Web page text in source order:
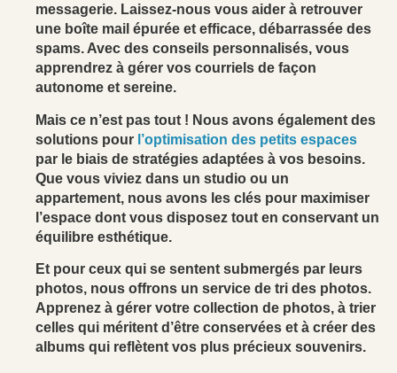
messagerie. Laissez-nous vous aider à retrouver
une boîte mail épurée et efficace, débarrassée des
spams. Avec des conseils personnalisés, vous
apprendrez à gérer vos courriels de façon
autonome et sereine.
Mais ce n’est pas tout ! Nous avons également des
solutions pour l’optimisation des petits espaces
par le biais de stratégies adaptées à vos besoins.
Que vous viviez dans un studio ou un
appartement, nous avons les clés pour maximiser
l’espace dont vous disposez tout en conservant un
équilibre esthétique.
Et pour ceux qui se sentent submergés par leurs
photos, nous offrons un service de tri des photos.
Apprenez à gérer votre collection de photos, à trier
celles qui méritent d’être conservées et à créer des
albums qui reflètent vos plus précieux souvenirs.